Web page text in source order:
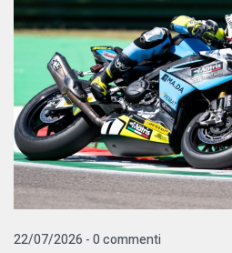
22/07/2026 - 0 commenti